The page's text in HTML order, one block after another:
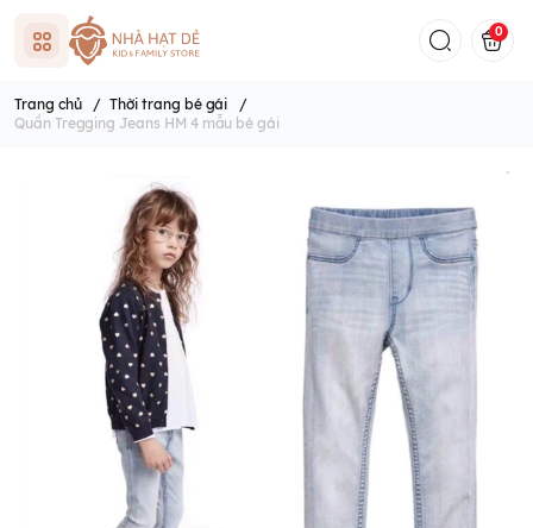
0
Trang chủ / Thời trang bé gái
/
Quần Tregging Jeans HM 4 mẫu bé gái